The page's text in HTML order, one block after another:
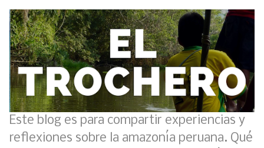
Este blog es para compartir experiencias y
reflexiones sobre la amazonía peruana. Qué